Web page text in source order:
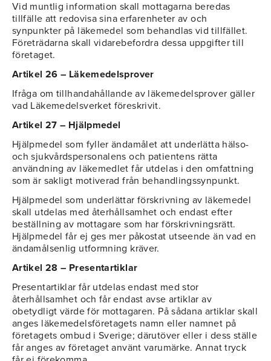
Vid muntlig information skall mottagarna beredas
tillfälle att redovisa sina erfarenheter av och
synpunkter på läkemedel som behandlas vid tillfället.
Företrädarna skall vidarebefordra dessa uppgifter till
företaget.
Artikel 26 – Läkemedelsprover
Ifråga om tillhandahållande av läkemedelsprover gäller
vad Läkemedelsverket föreskrivit.
Artikel 27 – Hjälpmedel
Hjälpmedel som fyller ändamålet att underlätta hälso-
och sjukvårdspersonalens och patientens rätta
användning av läkemedlet får utdelas i den omfattning
som är sakligt motiverad från behandlingssynpunkt.
Hjälpmedel som underlättar förskrivning av läkemedel
skall utdelas med återhållsamhet och endast efter
beställning av mottagare som har förskrivningsrätt.
Hjälpmedel får ej ges mer påkostat utseende än vad en
ändamålsenlig utformning kräver.
Artikel 28 – Presentartiklar
Presentartiklar får utdelas endast med stor
återhållsamhet och får endast avse artiklar av
obetydligt värde för mottagaren. På sådana artiklar skall
anges läkemedelsföretagets namn eller namnet på
företagets ombud i Sverige; därutöver eller i dess ställe
får anges av företaget använt varumärke. Annat tryck